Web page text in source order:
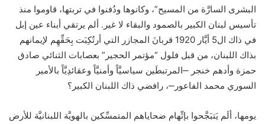
البشرى السارَّة من المسيح”، وكانوها ودُفنوا في تربتها، قاوموا منذ
تأسيس لبنان الكبير بالصمود والبقاء لا غير. ألم يرتقي أبناء عين إبل
في ذاك ال5 أيَّار 1920 قربانَ المجازر التي أرتُكِبَت بِحَقِّهِم لإيمانهم
بذاك اللبنان، من قبل فلول “مؤتمر الحجير” بعصابات الثنائي صادق
حمزة وأدهم خنجر ‒المرتبطَين سياسيَّاً وأمنيَّاً وعقائدِيَّاً بالأمير
السوري محمد الفاعور‒، رافضي ذاك اللبنان الكبير؟
يومها، ألَم يَتبَجَّحوا بإتِّهام ضحاياهم المتمسِّكين بالهويَّة اللبنانيَّة للأرض